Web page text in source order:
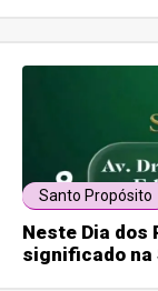
Santo Propósito
Neste Dia dos
significado na